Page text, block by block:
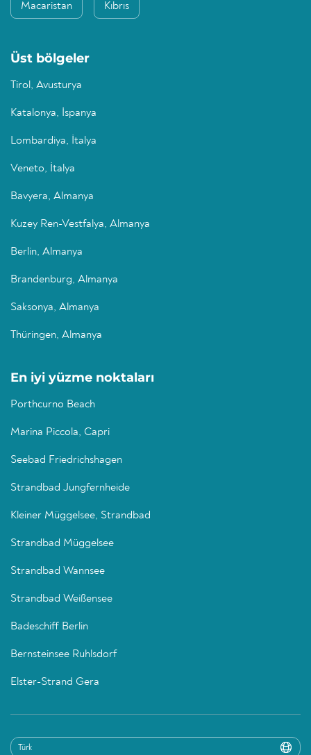
Macaristan Kıbrıs
Üst bölgeler
Tirol, Avusturya
Katalonya, İspanya
Lombardiya, İtalya
Veneto, İtalya
Bavyera, Almanya
Kuzey Ren-Vestfalya, Almanya
Berlin, Almanya
Brandenburg, Almanya
Saksonya, Almanya
Thüringen, Almanya
En iyi yüzme noktaları
Porthcurno Beach
Marina Piccola, Capri
Seebad Friedrichshagen
Strandbad Jungfernheide
Kleiner Müggelsee, Strandbad
Strandbad Müggelsee
Strandbad Wannsee
Strandbad Weißensee
Badeschiff Berlin
Bernsteinsee Ruhlsdorf
Elster-Strand Gera